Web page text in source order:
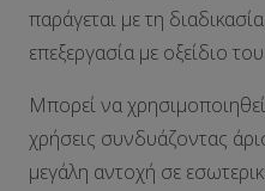
παράγεται με τη
επεξεργασία με οξείδιο
Μπορεί να
χρήσεις συνδυάζοντας
μεγάλη αντοχή σε